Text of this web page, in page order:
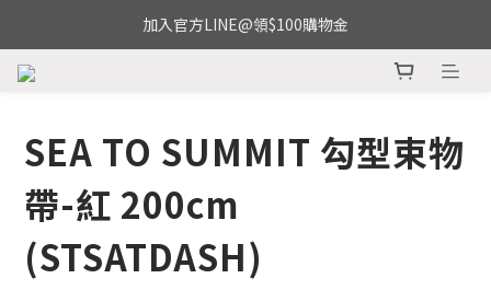
加入官方LINE@領$100購物金
SEA TO SUMMIT 勾型束物
帶-紅 200cm
(STSATDASH)